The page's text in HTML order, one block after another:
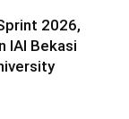
2026,
IAI Bekasi